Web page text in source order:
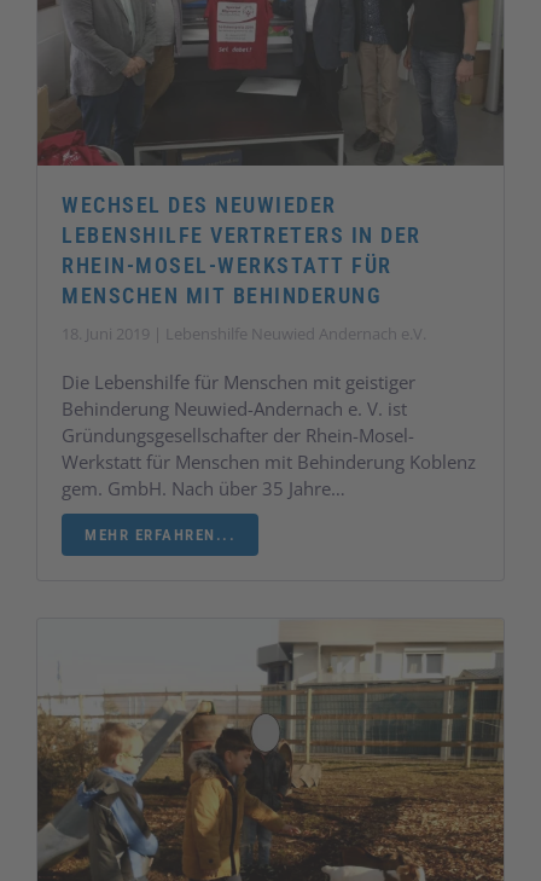
WECHSEL DES NEUWIEDER
LEBENSHILFE VERTRETERS IN DER
RHEIN-MOSEL-WERKSTATT FÜR
MENSCHEN MIT BEHINDERUNG
18. Juni 2019 | Lebenshilfe Neuwied Andernach e.V.
Die Lebenshilfe für Menschen mit geistiger
Behinderung Neuwied-Andernach e. V. ist
Gründungsgesellschafter der Rhein-Mosel-
Werkstatt für Menschen mit Behinderung Koblenz
gem. GmbH. Nach über 35 Jahre…
MEHR ERFAHREN...